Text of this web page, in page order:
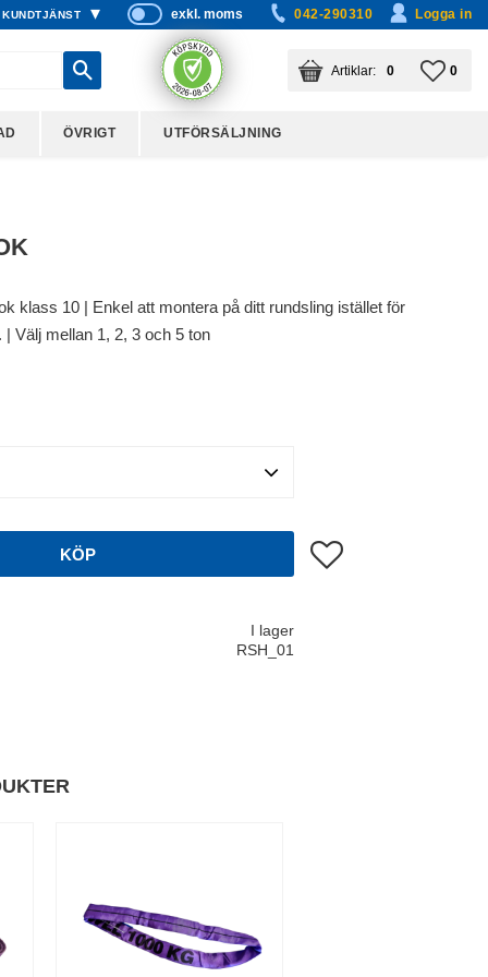
KUNDTJÄNST
P
exkl. moms 042-290310 Logga in
0
KUNDVAGN
ANTAL PRODUKTER:
0
ÖVRIGT UTFÖRSÄLJNING
klass 10 | Enkel att montera på ditt rundsling istället för
Välj mellan 1, 2, 3 och 5 ton
KÖP Lägg till i favoriter
I lager
RSH_01